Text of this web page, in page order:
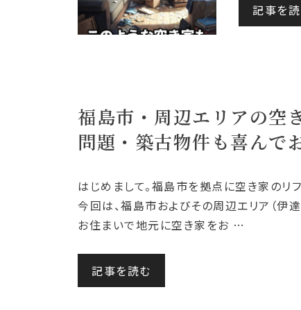
記事を
福島市・周辺エリアの空
問題・築古物件も喜んで
はじめまして。福島市を拠点に空き家のリ
今回は、福島市およびその周辺エリア（伊
お住まいで地元に空き家をお …
記事を読む